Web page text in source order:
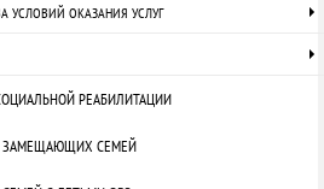
УСЛОВИЙ ОКАЗАНИЯ УСЛУГ
РЕАБИЛИТАЦИИ
ЗАМЕЩАЮЩИХ СЕМЕЙ